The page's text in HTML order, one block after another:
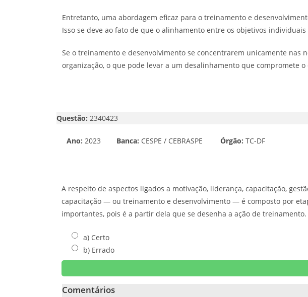
Entretanto, uma abordagem eficaz para o treinamento e
Isso se deve ao fato de que o alinhamento entre os objetivos
Se o treinamento e desenvolvimento se concentrarem unicamente nas
organização, o que pode levar a um desalinhamento que compromete
Questão: 2340423
Ano: 2023 Banca: CESPE / CEBRASPE Órgão: TC-DF
A respeito de aspectos ligados a motivação, liderança, capacitação,
capacitação — ou treinamento e desenvolvimento — é composto por
importantes, pois é a partir dela que se desenha a ação de treinamento.
a) Certo
b) Errado
Comentários